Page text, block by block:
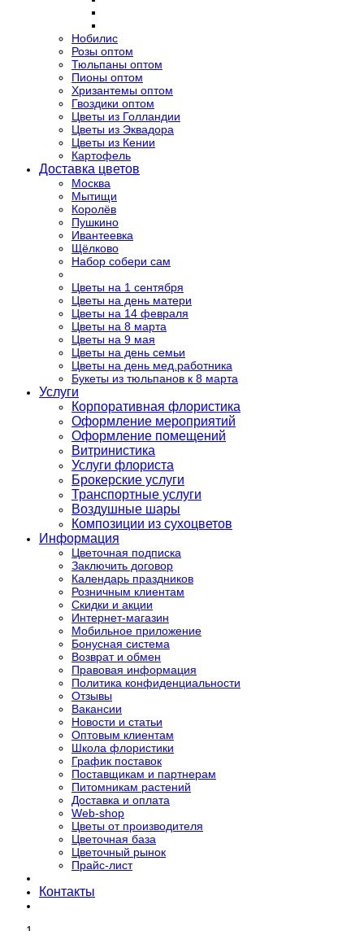
Нобилис
Розы оптом
Тюльпаны оптом
Пионы оптом
Хризантемы оптом
Гвоздики оптом
Цветы из Голландии
Цветы из Эквадора
Цветы из Кении
Картофель
Доставка цветов
Москва
Мытищи
Королёв
Пушкино
Ивантеевка
Щёлково
Набор собери сам
Цветы на 1 сентября
Цветы на день матери
Цветы на 14 февраля
Цветы на 8 марта
Цветы на 9 мая
Цветы на день семьи
Цветы на день мед.работника
Букеты из тюльпанов к 8 марта
Услуги
Корпоративная флористика
Оформление мероприятий
Оформление помещений
Витринистика
Услуги флориста
Брокерские услуги
Транспортные услуги
Воздушные шары
Композиции из сухоцветов
Информация
Цветочная подписка
Заключить договор
Календарь праздников
Розничным клиентам
Скидки и акции
Интернет-магазин
Мобильное приложение
Бонусная система
Возврат и обмен
Правовая информация
Политика конфиденциальности
Отзывы
Вакансии
Новости и статьи
Оптовым клиентам
Школа флористики
График поставок
Поставщикам и партнерам
Питомникам растений
Доставка и оплата
Web-shop
Цветы от производителя
Цветочная база
Цветочный рынок
Прайс-лист
Контакты